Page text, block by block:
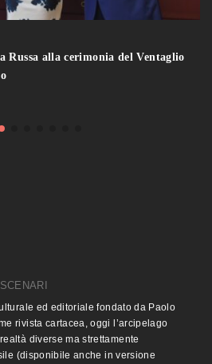
Russa alla cerimonia del Ventaglio
ed editoriale fondato da Paolo
rivista cartacea, oggi l’arcipelago
diverse ma strettamente
(disponibile anche in versione